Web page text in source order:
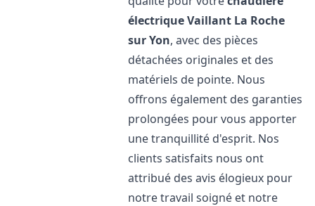
électrique Vaillant La Roche
sur Yon, avec des pièces
détachées originales et des
matériels de pointe. Nous
offrons également des garanties
prolongées pour vous apporter
une tranquillité d'esprit. Nos
clients satisfaits nous ont
attribué des avis élogieux pour
notre travail soigné et notre